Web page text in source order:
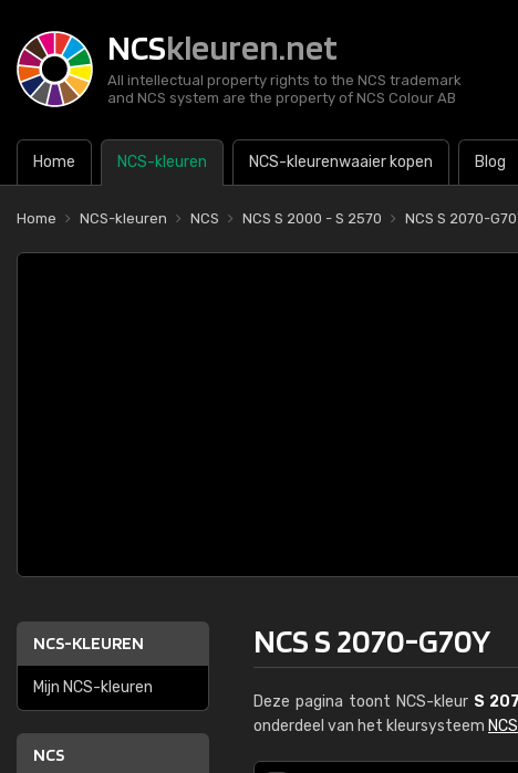
NCSkleuren.net
All intellectual property rights to the NCS trademark
and NCS system are the property of NCS Colour AB
Home NCS-kleuren NCS-kleurenwaaier kopen Blog
Home NCS-kleuren NCS NCS S 2000 - S 2570 NCS S 2070-
NCS-KLEUREN
Mijn NCS-kleuren
NCS
NCS S 2070-G70Y
Deze pagina toont NCS-kleur S
onderdeel van het kleursysteem NCS